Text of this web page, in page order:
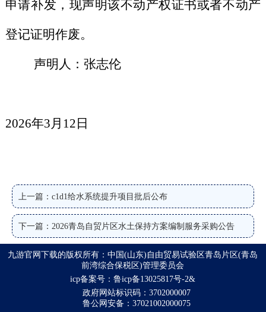
申请补发，现声明该不动产权证书或者不动产
登记证明作废。
声明人： 张志伦
2026年3月 12 日
上一篇：c1d1给水系统提升项目批后公布
下一篇：2026青岛自贸片区水土保持方案编制服务采购公告
九游官网下载的版权所有：中国(山东)自由贸易试验区青岛片区(青岛
前湾综合保税区)管理委员会
icp备案号：鲁icp备13025817号-2&
政府网站标识码：3702000007
鲁公网安备：37021002000075